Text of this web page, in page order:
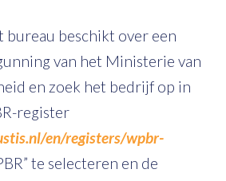
beschikt over een
van het Ministerie van
en zoek het bedrijf op in
register
en/registers/wpbr-
te selecteren en de